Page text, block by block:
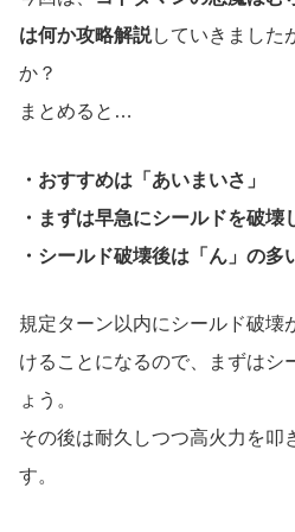
は何か攻略解説していきました
か？
まとめると…
・おすすめは「あいまいさ」
・まずは早急にシールドを破壊
・シールド破壊後は「ん」の多
規定ターン以内にシールド破壊
けることになるので、まずはシ
ょう。
その後は耐久しつつ高火力を叩
す。